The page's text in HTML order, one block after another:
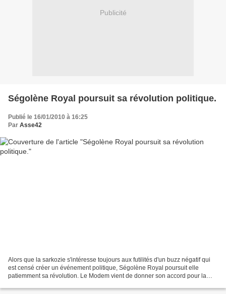
Publicité
Ségolène Royal poursuit sa révolution politique.
Publié le 16/01/2010 à 16:25
Par Asse42
Alors que la sarkozie s'intéresse toujours aux futilités d'un buzz négatif qui
est censé créer un événement politique, Ségolène Royal poursuit elle
patiemment sa révolution. Le Modem vient de donner son accord pour la